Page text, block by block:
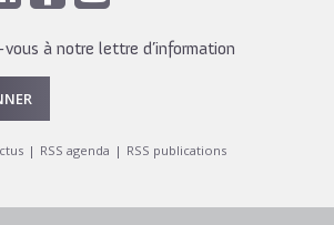
à notre lettre d’information
RSS agenda RSS publications